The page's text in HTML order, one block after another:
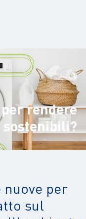
rendere
per
sul